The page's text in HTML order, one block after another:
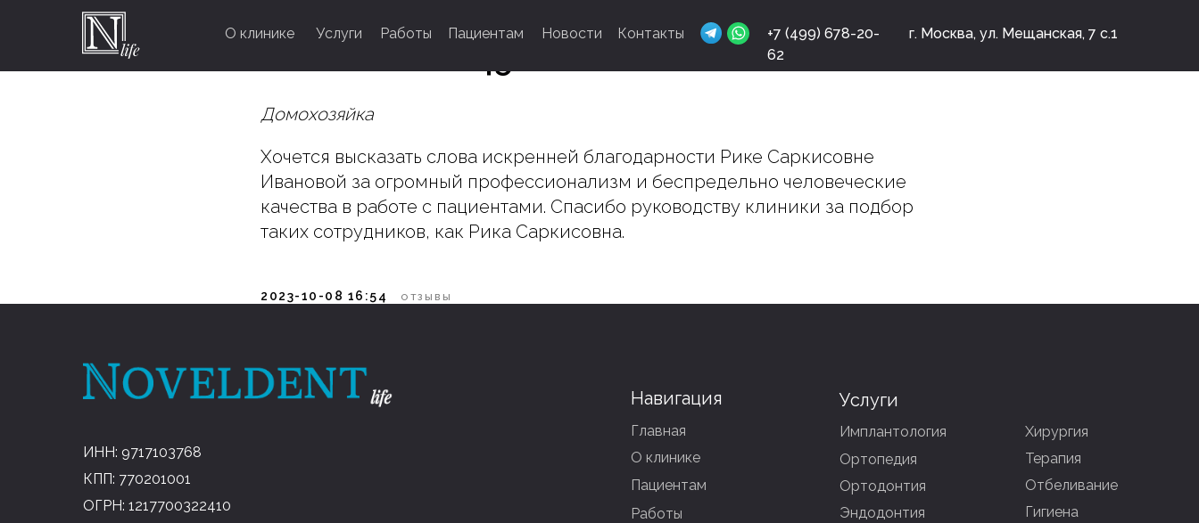
О клинике Услуги Работы Пациентам Новости Контакты
+7 (499) 678-20-
62
г. Москва, ул. Мещанская, 7 с.1
Домохозяйка
Хочется высказать слова искренней благодарности Рике Саркисовне
Ивановой за огромный профессионализм и беспредельно человеческие
качества в работе с пациентами. Спасибо руководству клиники за подбор
таких сотрудников, как Рика Саркисовна.
2023-10-08 16:54 ОТЗЫВЫ
ИНН: 9717103768
КПП: 770201001
ОГРН: 1217700322410
Навигация Услуги
Главная Имплантология
Имплантология
Ортопедия
Ортопедия
Работы
Ортодонтия
Ортодонтия
Эндодонтия
Хирургия
Терапия
Отбеливание
Гигиена
О клинике
Пациентам